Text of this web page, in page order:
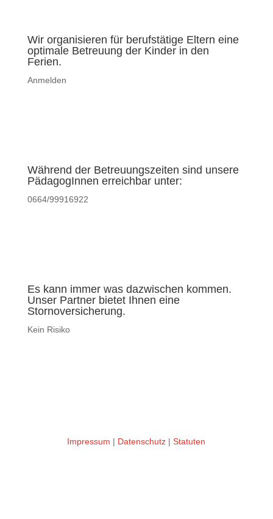
Wir organisieren für berufstätige Eltern eine
optimale Betreuung der Kinder in den
Ferien.
Anmelden
Während der Betreuungszeiten sind unsere
PädagogInnen erreichbar unter:
0664/99916922
Es kann immer was dazwischen kommen.
Unser Partner bietet Ihnen eine
Stornoversicherung.
Kein Risiko
Impressum | Datenschutz |Statuten